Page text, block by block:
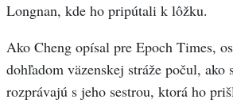
Longnan, kde ho pripútali k lôžku.
Ako Cheng opísal pre Epoch Times,
dohľadom väzenskej stráže počul, ako
rozprávajú s jeho sestrou, ktorá ho